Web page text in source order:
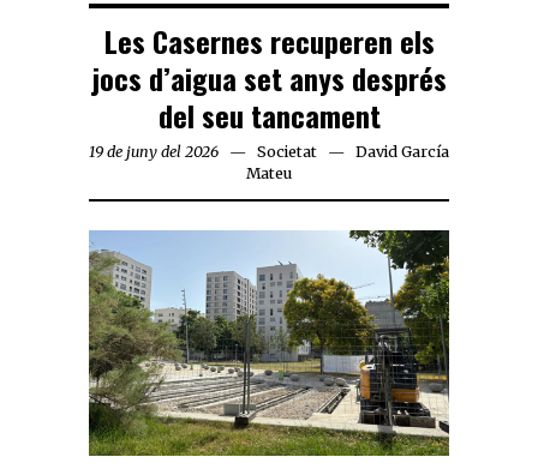
Les Casernes recuperen els
jocs d’aigua set anys després
del seu tancament
19 de juny del 2026 Societat
David García
Mateu